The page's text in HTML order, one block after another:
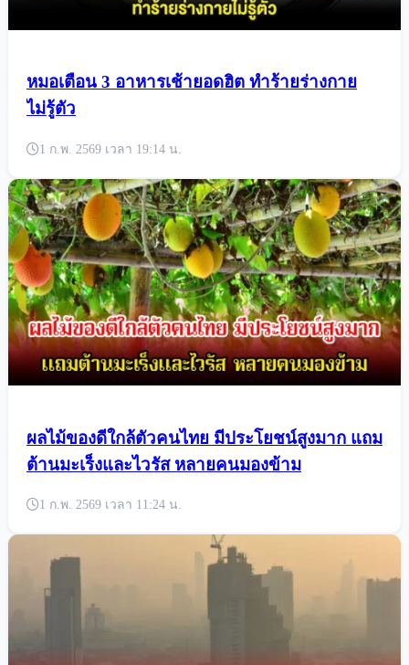
หมอเตือน 3 อาหารเช้ายอดฮิต ทำร้ายร่างกาย
ไม่รู้ตัว
1 ก.พ. 2569 เวลา 19:14 น.
ผลไม้ของดีใกล้ตัวคนไทย มีประโยชน์สูงมาก แถม
ต้านมะเร็งและไวรัส หลายคนมองข้าม
1 ก.พ. 2569 เวลา 11:24 น.